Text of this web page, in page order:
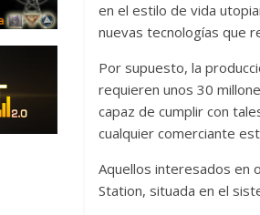
en el estilo de vida
nuevas tecnologías que
Por supuesto, la
requieren unos 30
capaz de cumplir con
cualquier comerciante
Aquellos interesados en
Station, situada en el